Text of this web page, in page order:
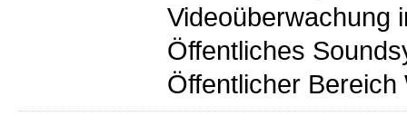
Videoüberwachung
Öffentliches
Öffentlicher